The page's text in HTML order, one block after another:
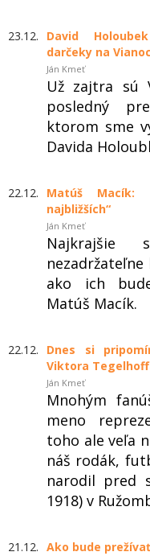
23.12.
David
darčeky na
Ján Kmeť
Už zajtra sú
posledný
ktorom sme
Davida
22.12.
Matúš Macík:
najbližších“
Ján Kmeť
ako ich
Matúš Macík.
22.12.
Dnes si
Viktora
Ján Kmeť
Mnohým
meno
toho ale veľa
náš rodák,
narodil pred
1918) v
21.12. Ako bude